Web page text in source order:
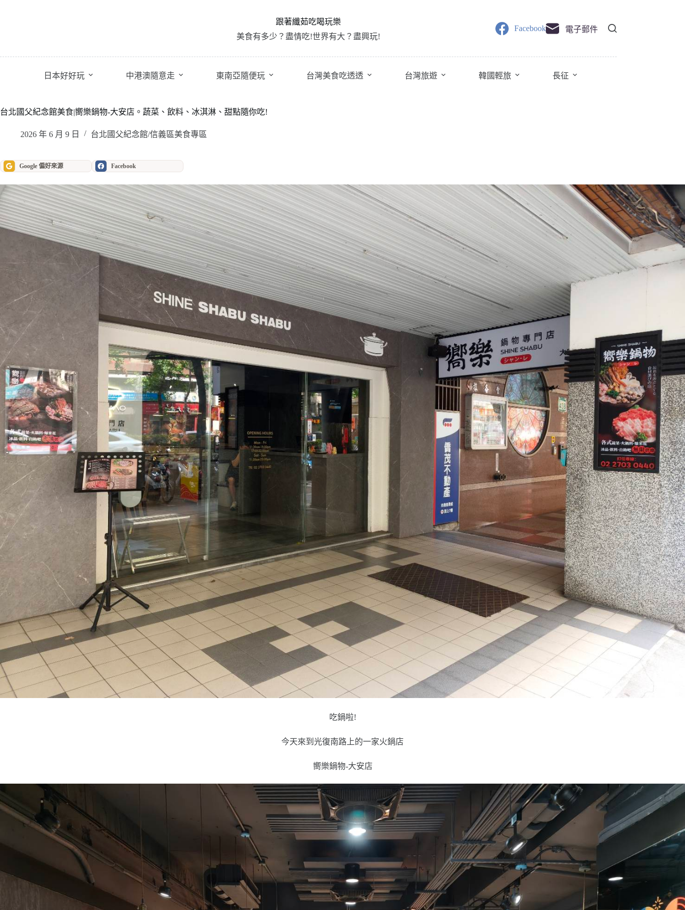
內
跟著纖茹吃喝玩樂
美食有多少？盡情吃!世界有大？盡興玩!
Facebook 電子郵件
日本好好玩 中港澳隨意走 東南亞隨便玩 台灣美食吃透透 台灣旅遊 韓國輕旅 長征
台北國父紀念館美食|嚮樂鍋物-大安店。蔬菜、飲料、冰淇淋、甜點隨你吃!
2026 年 6 月 9 日 台北國父紀念館/信義區美食專區
Google 偏好來源 Facebook
吃鍋啦!
今天來到光復南路上的一家火鍋店
嚮樂鍋物-大安店